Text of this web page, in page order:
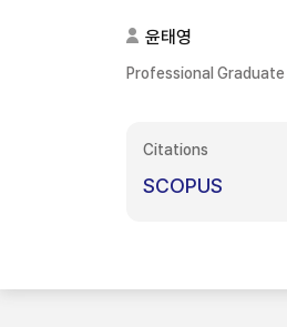
윤태영
Professional
Citations
SCOPUS